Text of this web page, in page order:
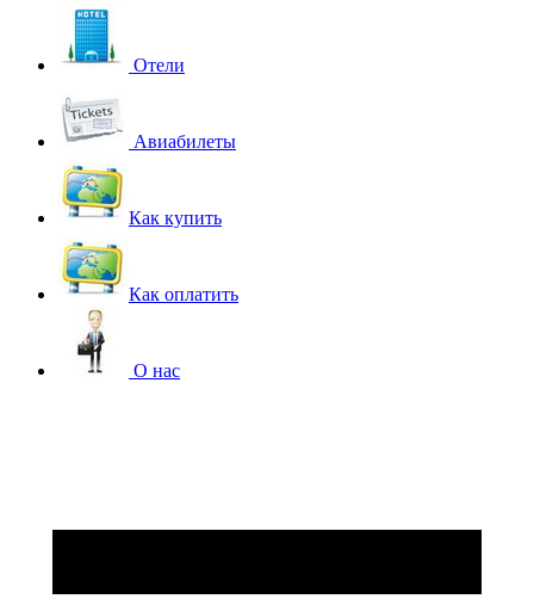
Отели
Авиабилеты
Как купить
Как оплатить
О нас